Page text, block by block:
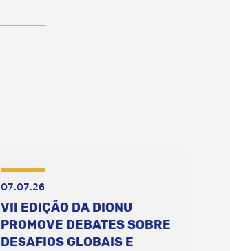
07.07.26
VII EDIÇÃO DA DIONU
PROMOVE DEBATES SOBRE
DESAFIOS GLOBAIS E